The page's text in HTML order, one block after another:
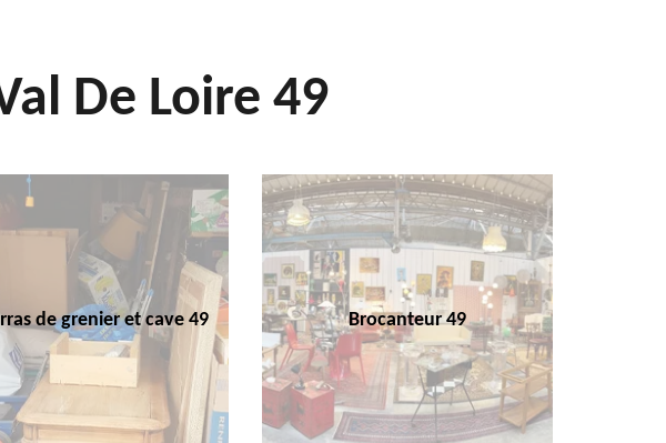
De Loire 49
de grenier et cave 49 Brocanteur 49